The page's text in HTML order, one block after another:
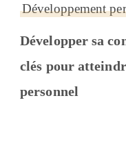
Développement
Développer sa
clés pour
personnel